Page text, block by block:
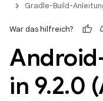
Gradle-Build-
War das hilfreich?
in 9.2.0